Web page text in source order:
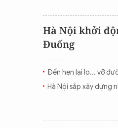
Hà Nội khởi
Đuống
Đến hẹn lại lo... vỡ
Hà Nội sắp xây dựng